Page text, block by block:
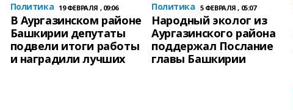
Политика 19 ФЕВРАЛЯ , 09:06
В Аургазинском районе
Башкирии депутаты
подвели итоги работы
и наградили лучших
Политика 5 ФЕВРАЛЯ , 05:07
Народный эколог из
Аургазинского района
поддержал Послание
главы Башкирии